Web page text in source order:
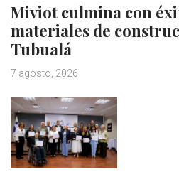
Miviot culmina con
materiales de
Tubualá
7 agosto, 2026